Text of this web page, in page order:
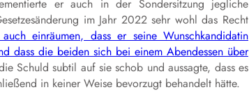
er auch in der Sondersitzung jegliche
im Jahr 2022 sehr wohl das Recht
einräumen, dass er seine Wunschkandidatin
dass die beiden sich bei einem Abendessen über
Schuld subtil auf sie schob und aussagte, dass es
in keiner Weise bevorzugt behandelt hätte.